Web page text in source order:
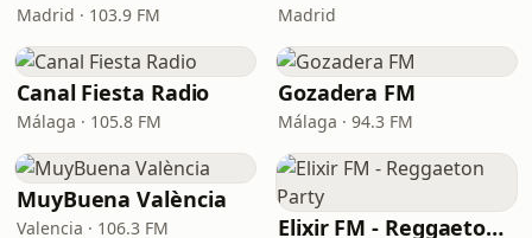
Madrid · 103.9 FM Madrid
Canal Fiesta Radio
Málaga · 105.8 FM
Gozadera FM
Málaga · 94.3 FM
MuyBuena València
Valencia · 106.3 FM Elixir FM - Reggaeton Party